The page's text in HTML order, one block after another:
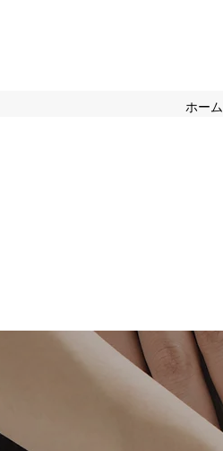
ホーム